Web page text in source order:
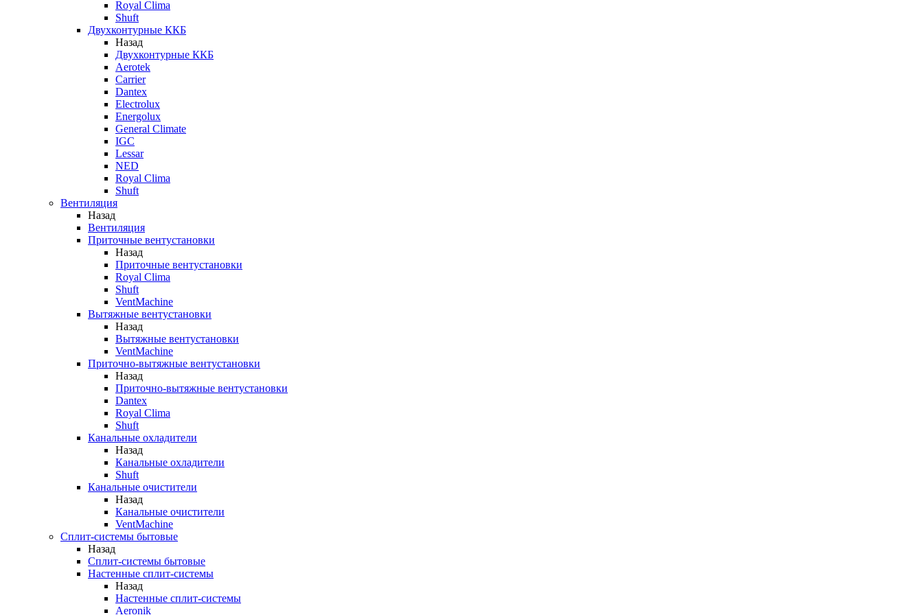
Royal Clima
Shuft
Двухконтурные ККБ
Назад
Двухконтурные ККБ
Aerotek
Carrier
Dantex
Electrolux
Energolux
General Climate
IGC
Lessar
NED
Royal Clima
Shuft
Вентиляция
Назад
Вентиляция
Приточные вентустановки
Назад
Приточные вентустановки
Royal Clima
Shuft
VentMachine
Вытяжные вентустановки
Назад
Вытяжные вентустановки
VentMachine
Приточно-вытяжные вентустановки
Назад
Приточно-вытяжные вентустановки
Dantex
Royal Clima
Shuft
Канальные охладители
Назад
Канальные охладители
Shuft
Канальные очистители
Назад
Канальные очистители
VentMachine
Сплит-системы бытовые
Назад
Сплит-системы бытовые
Настенные сплит-системы
Назад
Настенные сплит-системы
Aeronik